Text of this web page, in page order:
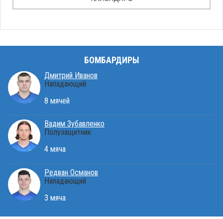
БОМБАРДИРЫ
Дмитрий Иванов
Нападающий
8 мячей
Вадим Зубавленко
Полузащитник
4 мяча
Редван Османов
Нападающий
3 мяча